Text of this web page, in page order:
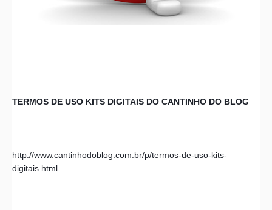
TERMOS DE USO KITS DIGITAIS DO CANTINHO DO BLOG
http://www.cantinhodoblog.com.br/p/termos-de-uso-kits-
digitais.html